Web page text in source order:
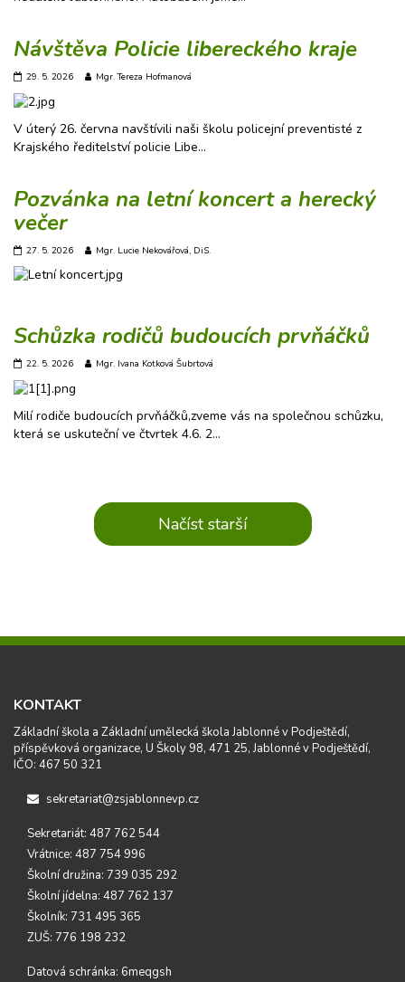
Návštěva Policie libereckého kraje
29. 5. 2026 Mgr. Tereza Hofmanová
V úterý 26. června navštívili naši školu policejní preventisté z
Krajského ředitelství policie Libe…
Pozvánka na letní koncert a herecký
večer
27. 5. 2026 Mgr. Lucie Nekovářová, DiS.
Schůzka rodičů budoucích prvňáčků
22. 5. 2026 Mgr. Ivana Kotková Šubrtová
Milí rodiče budoucích prvňáčků,zveme vás na společnou schůzku,
která se uskuteční ve čtvrtek 4.6. 2…
Načíst starší
KONTAKT
Základní škola a Základní umělecká škola Jablonné v Podještědí,
příspěvková organizace, U Školy 98, 471 25, Jablonné v Podještědí,
IČO: 467 50 321
sekretariat@zsjablonnevp.cz
Sekretariát: 487 762 544
Vrátnice: 487 754 996
Školní družina: 739 035 292
Školní jídelna: 487 762 137
Školník: 731 495 365
ZUŠ: 776 198 232
Datová schránka: 6meqgsh